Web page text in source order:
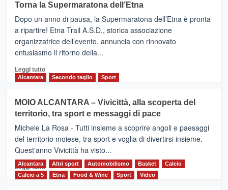
BROOKS
SuperMaratona
dell’Etna,
presentata
l’edizione
2026
Torna la Supermaratona dell’Etna
Dopo un anno di pausa, la Supermaratona dell’Etna è pronta
a ripartire! Etna Trail A.S.D., storica associazione
organizzatrice dell’evento, annuncia con rinnovato
entusiasmo il ritorno della...
Leggi tuttoLeggi
Torna
la
Supermaratona
dell’Etna
Alcantara Secondo taglio Sport
MOIO ALCANTARA – Vivicittà, alla scoperta del
territorio, tra sport e messaggi di pace
Michele La Rosa - Tutti insieme a scoprire angoli e paesaggi
del territorio moiese, tra sport e voglia di divertirsi insieme.
Quest'anno Vivicittà ha visto...
Leggi tutto Leggi
Alcantara Altri sport Automobilismo Basket
Calcio
Calcio a 5
Etna Food & Wine Sport Video